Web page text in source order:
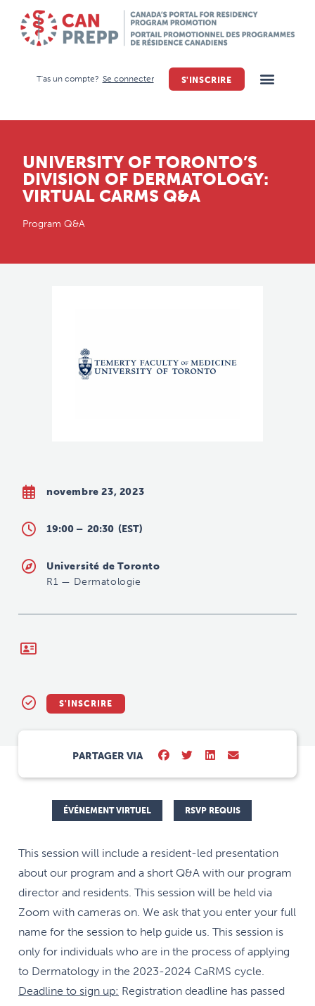
T'as un compte? Se connecter S'INSCRIRE
UNIVERSITY OF TORONTO’S
DIVISION OF DERMATOLOGY:
VIRTUAL CARMS Q&A
Program Q&A
novembre 23, 2023
19:00 – 20:30 (EST)
Université de Toronto
R1 — Dermatologie
S'INSCRIRE
PARTAGER VIA
ÉVÉNEMENT VIRTUEL RSVP REQUIS
This session will include a resident-led presentation
about our program and a short Q&A with our program
director and residents. This session will be held via
Zoom with cameras on. We ask that you enter your full
name for the session to help guide us. This session is
only for individuals who are in the process of applying
to Dermatology in the 2023-2024 CaRMS cycle.
Deadline to sign up: Registration deadline has passed